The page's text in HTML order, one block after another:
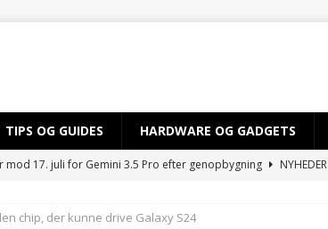
TIPS OG GUIDES HARDWARE OG GADGETS
mod 17. juli for Gemini 3.5 Pro efter genopbygning
NYHEDER
INTELLIGENS
chip, der kunne drive Galaxy S24